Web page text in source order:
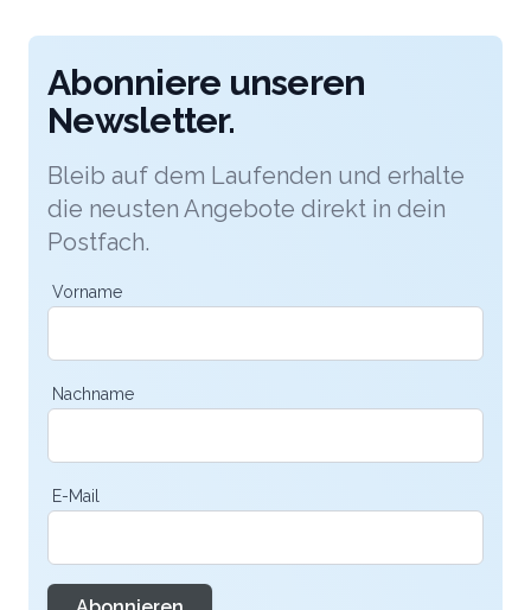
Abonniere unseren
Newsletter.
Bleib auf dem Laufenden und erhalte
die neusten Angebote direkt in dein
Postfach.
Vorname
Nachname
E-Mail